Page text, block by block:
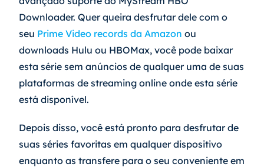
Downloader. Quer queira desfrutar dele com o
seu Prime Video records da Amazon ou
downloads Hulu ou HBOMax, você pode baixar
esta série sem anúncios de qualquer uma de suas
plataformas de streaming online onde esta série
está disponível.
Depois disso, você está pronto para desfrutar de
suas séries favoritas em qualquer dispositivo
enquanto as transfere para o seu conveniente em